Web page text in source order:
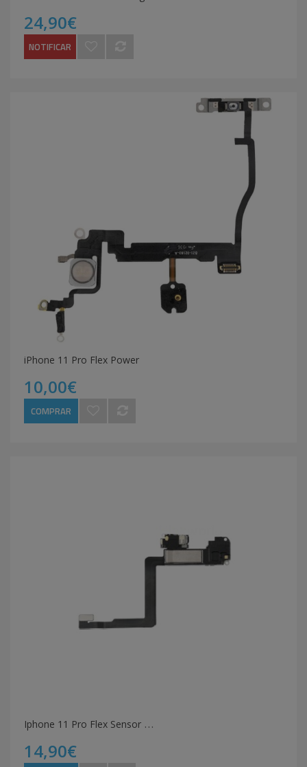
24,90€
NOTIFICAR
iPhone 11 Pro Flex Power
10,00€
COMPRAR
I
phone 11 Pro Flex Sensor Proximidade
14,90€